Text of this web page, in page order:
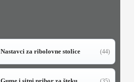
Nastavci za ribolovne stolice (44)